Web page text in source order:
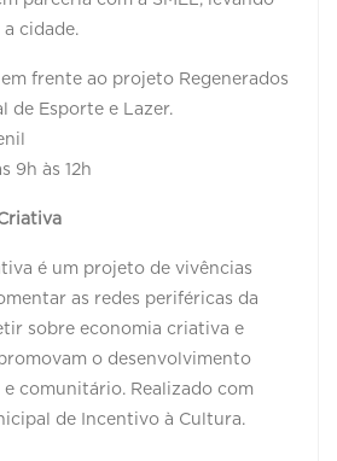
cidade.
frente ao projeto Regenerados
de Esporte e Lazer.
9h às 12h
é um projeto de vivências
as redes periféricas da
sobre economia criativa e
o desenvolvimento
comunitário. Realizado com
de Incentivo à Cultura.